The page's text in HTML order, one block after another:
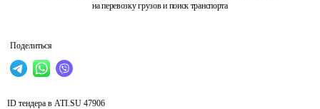
на перевозку грузов и поиск транспорта
Поделиться
ID тендера в ATI.SU 47906